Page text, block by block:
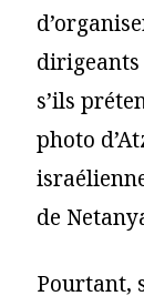
dirigeants
s’ils
photo
de
Pourtant,